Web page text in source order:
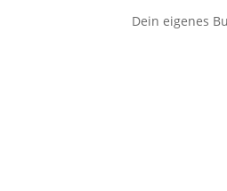
Dein eigenes